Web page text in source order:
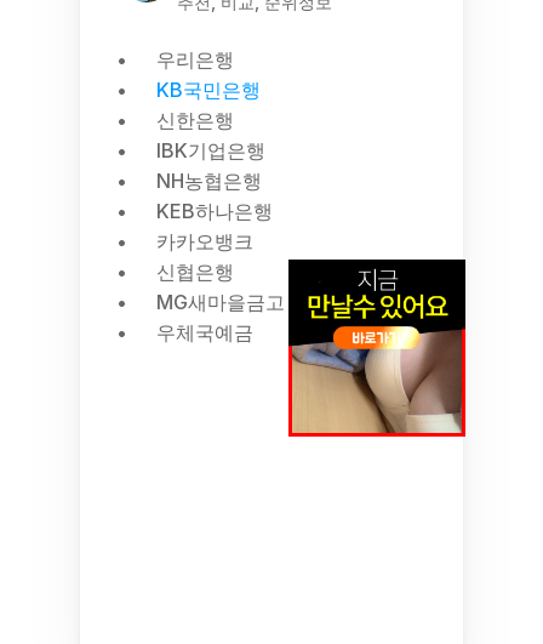
우리은행
KB국민은행
신한은행
IBK기업은행
NH농협은행
KEB하나은행
카카오뱅크
신협은행
MG새마을금고
우체국예금